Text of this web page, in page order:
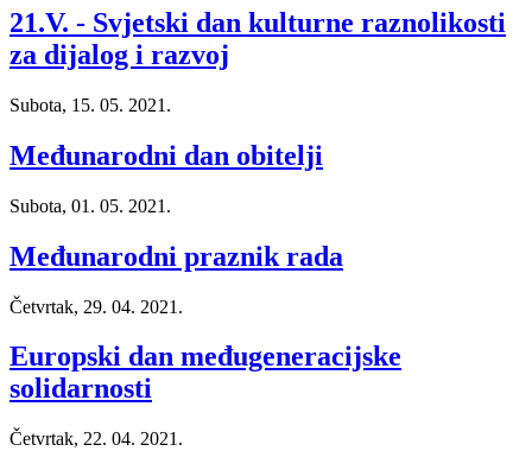
21.V. - Svjetski dan kulturne raznolikosti
za dijalog i razvoj
Subota, 15. 05. 2021.
Međunarodni dan obitelji
Subota, 01. 05. 2021.
Međunarodni praznik rada
Četvrtak, 29. 04. 2021.
Europski dan međugeneracijske
solidarnosti
Četvrtak, 22. 04. 2021.